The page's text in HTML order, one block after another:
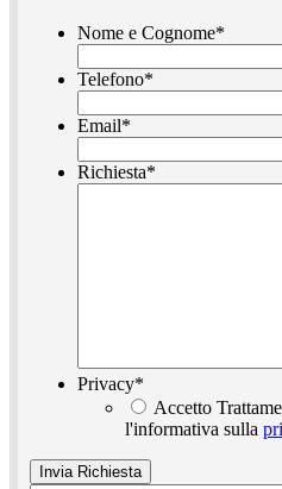
Nome e Cognome*
Telefono*
Email*
Richiesta*
Privacy*
Accetto
l'informativa sulla